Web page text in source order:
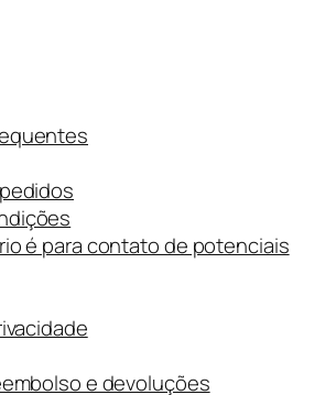
é para contato de potenciais
e devoluções